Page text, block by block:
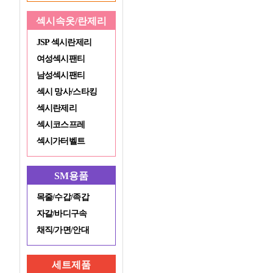
섹시속옷/란제리
JSP 섹시란제리
여성섹시팬티
남성섹시팬티
섹시 망사/스타킹
섹시란제리
섹시코스프레
섹시가터벨트
SM용품
목줄/수갑/족갑
자갈/바디구속
채직/가면/안대
세트제품